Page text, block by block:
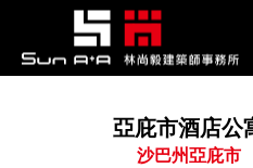
亞庇市酒店公
沙巴州亞庇市